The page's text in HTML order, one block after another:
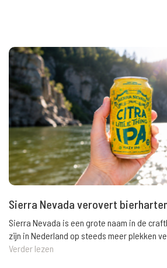
Sierra Nevada verovert
Sierra Nevada is een grote naam in de
zijn in Nederland op steeds meer plekken
Verder lezen